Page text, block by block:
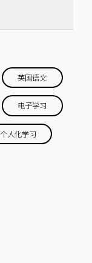
英国语文
电子学习
个人化学习